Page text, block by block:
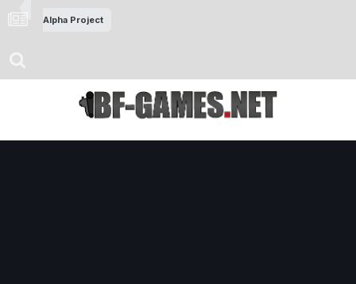
Alpha Project